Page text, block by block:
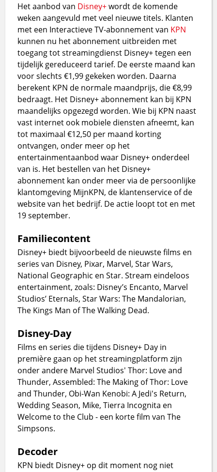
Het aanbod van Disney+wordt de komende
weken aangevuld met veel nieuwe titels. Klanten
met een Interactieve TV-abonnement van KPN
kunnen nu het abonnement uitbreiden met
toegang tot streamingdienst Disney+ tegen een
tijdelijk gereduceerd tarief. De eerste maand kan
voor slechts €1,99 gekeken worden. Daarna
berekent KPN de normale maandprijs, die €8,99
bedraagt. Het Disney+ abonnement kan bij KPN
maandelijks opgezegd worden. Wie bij KPN naast
vast internet ook mobiele diensten afneemt, kan
tot maximaal €12,50 per maand korting
ontvangen, onder meer op het
entertainmentaanbod waar Disney+ onderdeel
van is. Het bestellen van het Disney+
abonnement kan onder meer via de persoonlijke
klantomgeving MijnKPN, de klantenservice of de
website van het bedrijf. De actie loopt tot en met
19 september.
Familiecontent
Disney+ biedt bijvoorbeeld de nieuwste films en
series van Disney, Pixar, Marvel, Star Wars,
National Geographic en Star. Stream eindeloos
entertainment, zoals: Disney’s Encanto, Marvel
Studios’ Eternals, Star Wars: The Mandalorian,
The Kings Man of The Walking Dead.
Disney-Day
Films en series die tijdens Disney+ Day in
première gaan op het streamingplatform zijn
onder andere Marvel Studios' Thor: Love and
Thunder, Assembled: The Making of Thor: Love
and Thunder, Obi-Wan Kenobi: A Jedi's Return,
Wedding Season, Mike, Tierra Incognita en
Welcome to the Club - een korte film van The
Simpsons.
Decoder
KPN biedt Disney+ op dit moment nog niet